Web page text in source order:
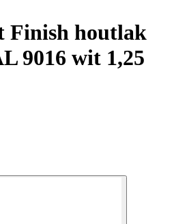
Finish houtlak
9016 wit 1,25